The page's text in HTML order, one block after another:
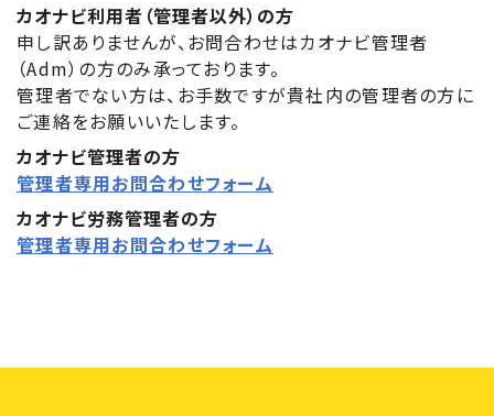
カオナビ利用者（管理者以外）の方
申し訳ありませんが、お問合わせはカオナビ管理者
（Adm）の方のみ承っております。
管理者でない方は、お手数ですが貴社内の管理者の方に
ご連絡をお願いいたします。
カオナビ管理者の方
管理者専用お問合わせフォーム
カオナビ労務管理者の方
管理者専用お問合わせフォーム